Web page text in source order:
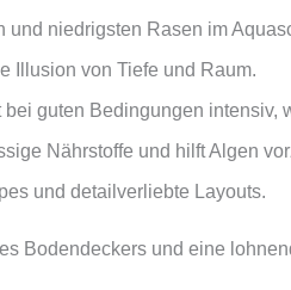
und niedrigsten Rasen im
Illusion von Tiefe und Raum.
bei guten Bedingungen intensiv,
Nährstoffe und hilft Algen
und detailverliebte Layouts.
Bodendeckers und eine